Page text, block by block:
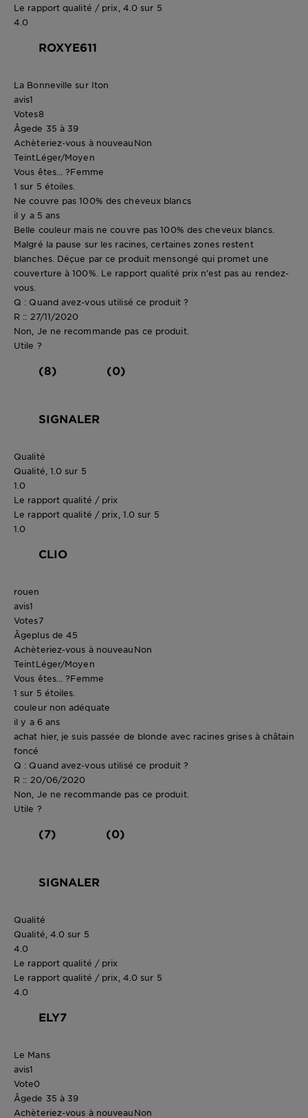
Le rapport qualité / prix, 4.0 sur 5
4.0
ROXYE611
La Bonneville sur Iton
avis1
Votes8
Âgede 35 à 39
Achèteriez-vous à nouveauNon
TeintLéger/Moyen
Vous êtes... ?Femme
1 sur 5 étoiles.
Ne couvre pas 100% des cheveux blancs
il y a 5 ans
Belle couleur mais ne couvre pas 100% des cheveux blancs.
Malgré la pause sur les racines, certaines zones restent
blanches. Déçue par ce produit mensongé qui promet une
couverture à 100%. Le rapport qualité prix n’est pas au rendez-
vous.
Q : Quand avez-vous utilisé ce produit ?
R :: 27/11/2020
Non, Je ne recommande pas ce produit.
Utile ?
(8) (0)
SIGNALER
Qualité
Qualité, 1.0 sur 5
1.0
Le rapport qualité / prix
Le rapport qualité / prix, 1.0 sur 5
1.0
CLIO
rouen
avis1
Votes7
Âgeplus de 45
Achèteriez-vous à nouveauNon
TeintLéger/Moyen
Vous êtes... ?Femme
1 sur 5 étoiles.
couleur non adéquate
il y a 6 ans
achat hier, je suis passée de blonde avec racines grises à châtain
foncé
Q : Quand avez-vous utilisé ce produit ?
R :: 20/06/2020
Non, Je ne recommande pas ce produit.
Utile ?
(7) (0)
SIGNALER
Qualité
Qualité, 4.0 sur 5
4.0
Le rapport qualité / prix
Le rapport qualité / prix, 4.0 sur 5
4.0
ELY7
Le Mans
avis1
Vote0
Âgede 35 à 39
Achèteriez-vous à nouveauNon